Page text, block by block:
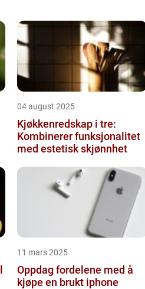
04 august 2025
Kjøkkenredskap i tre:
Kombinerer funksjonalitet
med estetisk skjønnhet
11 mars 2025
Oppdag fordelene med å
kjøpe en brukt iphone